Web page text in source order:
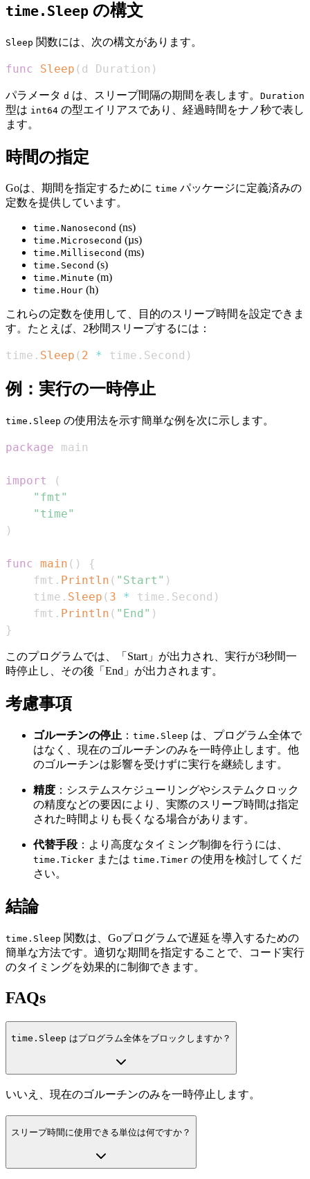
time.Sleep の構文
Sleep 関数には、次の構文があります。
func Sleep ( d Duration )
パラメータ d は、スリープ間隔の期間を表します。 Duration
型は int64 の型エイリアスであり、経過時間をナノ秒で表し
ます。
時間の指定
Goは、期間を指定するために time パッケージに定義済みの
定数を提供しています。
time.Nanosecond (ns)
time.Microsecond (µs)
time.Millisecond (ms)
time.Second (s)
time.Minute (m)
time.Hour (h)
これらの定数を使用して、目的のスリープ時間を設定できま
す。たとえば、2秒間スリープするには：
time . Sleep ( 2 * time . Second )
例：実行の一時停止
time.Sleep の使用法を示す簡単な例を次に示します。
package
import
(
"fmt"
"time"
)
func main ( )
{
    fmt
. Println ( "Start" )
    time
. Sleep ( 3 * time . Second )
    fmt
. Println ( "End" )
}
このプログラムでは、「Start」が出力され、実行が3秒間一
時停止し、その後「End」が出力されます。
考慮事項
ゴルーチンの停止 ： time.Sleep は、プログラム全体で
はなく、現在のゴルーチンのみを一時停止します。他
のゴルーチンは影響を受けずに実行を継続します。
精度 ：システムスケジューリングやシステムクロック
の精度などの要因により、実際のスリープ時間は指定
された時間よりも長くなる場合があります。
代替手段 ：より高度なタイミング制御を行うには、
time.Ticker または time.Timer の使用を検討してくだ
さい。
結論
time.Sleep 関数は、Goプログラムで遅延を導入するための
簡単な方法です。適切な期間を指定することで、コード実行
のタイミングを効果的に制御できます。
FAQs
time.Sleep はプログラム全体をブロックしますか？
いいえ、現在のゴルーチンのみを一時停止します。
スリープ時間に使用できる単位は何ですか？